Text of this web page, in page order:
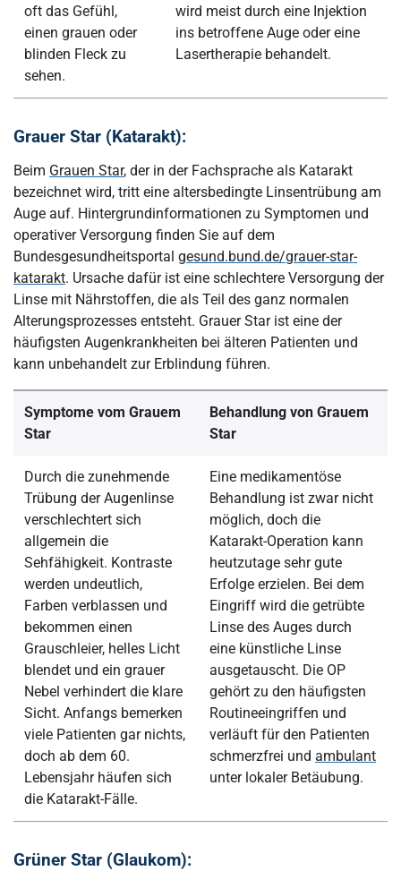
oft das Gefühl,
einen grauen oder
blinden Fleck zu
sehen.
wird meist durch eine Injektion
ins betroffene Auge oder eine
Lasertherapie behandelt.
Grauer Star (Katarakt):
Beim Grauen Star, der in der Fachsprache als Katarakt
bezeichnet wird, tritt eine altersbedingte Linsentrübung am
Auge auf. Hintergrundinformationen zu Symptomen und
operativer Versorgung finden Sie auf dem
Bundesgesundheitsportal gesund.bund.de/grauer-star-
katarakt. Ursache dafür ist eine schlechtere Versorgung der
Linse mit Nährstoffen, die als Teil des ganz normalen
Alterungsprozesses entsteht. Grauer Star ist eine der
häufigsten Augenkrankheiten bei älteren Patienten und
kann unbehandelt zur Erblindung führen.
Symptome vom Grauem
Star
Behandlung von Grauem
Star
Durch die zunehmende
Trübung der Augenlinse
verschlechtert sich
allgemein die
Sehfähigkeit. Kontraste
werden undeutlich,
Farben verblassen und
bekommen einen
Grauschleier, helles Licht
blendet und ein grauer
Nebel verhindert die klare
Sicht. Anfangs bemerken
viele Patienten gar nichts,
doch ab dem 60.
Lebensjahr häufen sich
die Katarakt-Fälle.
Eine medikamentöse
Behandlung ist zwar nicht
möglich, doch die
Katarakt-Operation kann
heutzutage sehr gute
Erfolge erzielen. Bei dem
Eingriff wird die getrübte
Linse des Auges durch
eine künstliche Linse
ausgetauscht. Die OP
gehört zu den häufigsten
Routineeingriffen und
verläuft für den Patienten
schmerzfrei und ambulant
unter lokaler Betäubung.
Grüner Star (Glaukom):